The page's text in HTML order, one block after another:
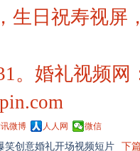
生日祝寿视屏
。 婚礼视频网
微博 人人网 微信
笑创意婚礼开场视频短片 下